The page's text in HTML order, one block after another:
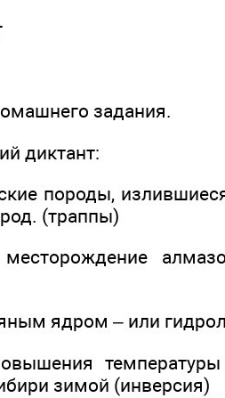
задания.
диктант:
породы,
(траппы)
ядром – или
зимой (инверсия)